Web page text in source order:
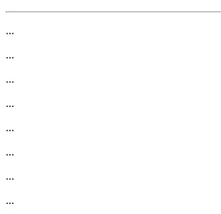
...
...
...
...
...
...
...
...